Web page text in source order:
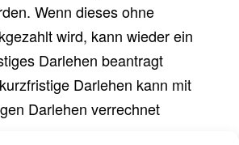
Wenn dieses ohne
wird, kann wieder ein
Darlehen beantragt
Darlehen kann mit
Darlehen verrechnet